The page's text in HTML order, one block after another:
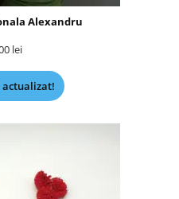
Alexandru
lei
actualizat!